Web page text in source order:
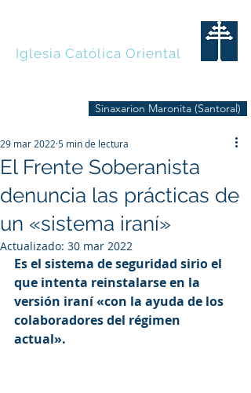
Iglesia Católica Oriental
Sinaxarion Maronita (Santoral)
El Frente Soberanista
denuncia las prácticas de
un «sistema iraní»
29 mar 2022 5 min de lectura
Actualizado: 30 mar 2022
Es el sistema de seguridad sirio el
que intenta reinstalarse en la
versión iraní «con la ayuda de los
colaboradores del régimen
actual».